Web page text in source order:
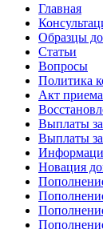
Главная
Образцы
Статьи
Вопросы
Политика
Акт
Выплаты
Выплаты
Новация